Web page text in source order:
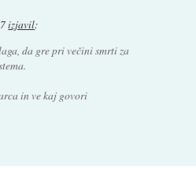
izjavil:
da gre pri večini smrti za
in ve kaj govori